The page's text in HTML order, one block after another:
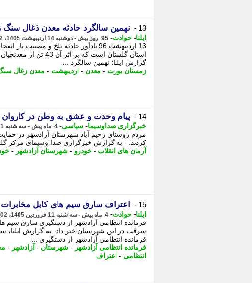
13 - نهمین سالگرد حادثه معدن ذغال
ایلنا- حوادث- 95 روز پیش - دوشنبه 14 اردیبهشت 1405، 15:52
13 اردیبهشت 96 یادآور حادثه تلخ و
استان گلستان است که بر
گزارش ایلنا؛ نهمین سالگرد ...
زمستان یورت - معدن - اردیبهشت - معدن زغال
14 - پیام وحدت و عشق به وطن در کاروان
خبرگزاری صداوسیما- سیاسی- 4 ماه پیش - سه شنبه 1 اردیبهشت 1405، 16:00
مردم روستای رحیم آباد شهرستان آزادشهر در
کردند. - به گزارش خبرگزاری صدا وسیمای مرکز
آرمان های انقلاب - خودرو - شهرستان آزادشهر -
15 - اعتراف سارق سیم های کابل مخابرات به 40 فقره سرقت در
ایلنا- حوادث- 4 ماه پیش - سه شنبه 11 فروردین 1405، 14:02
سرقت در این شهرستان خبر داد. به گزارش
فرمانده انتظامی آزادشهر از دستگیری ...
فرمانده انتظامی آزادشهر - شهرستان - آزادشهر -
انتظامی - اعتراف